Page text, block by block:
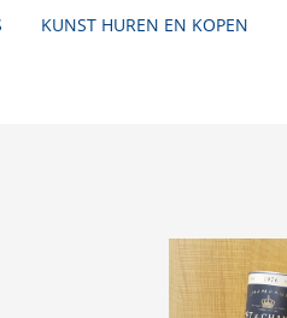
KUNST HUREN EN KOPEN